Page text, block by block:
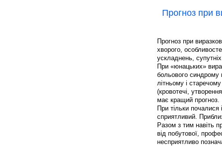
Прогноз при
Прогноз при
хворого,
ускладнень,
При «юнацьких»
больового синдрому
літньому і
(кровотечі,
має кращий прогноз.
При тільки
сприятливий.
Разом з тим навіть
від побутової,
несприятливо